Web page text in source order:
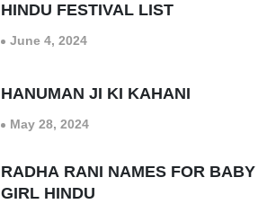
HINDU FESTIVAL LIST
June 4, 2024
HANUMAN JI KI KAHANI
May 28, 2024
RADHA RANI NAMES FOR BABY
GIRL HINDU